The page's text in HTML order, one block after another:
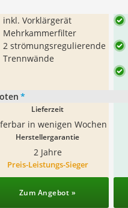
inkl. Vorklärgerät
Mehrkammerfilter
2 strömungsregulierende
Trennwände
*
Lieferzeit
in wenigen Wochen
Herstellergarantie
2 Jahre
Preis-Leistungs-Sieger
Zum Angebot »